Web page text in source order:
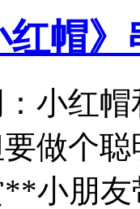
红帽》
小红
做个
小朋